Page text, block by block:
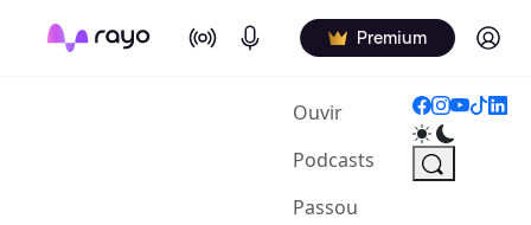
On Air Podcasts Premium Log in
Ouvir(current)
Podcasts
Passou